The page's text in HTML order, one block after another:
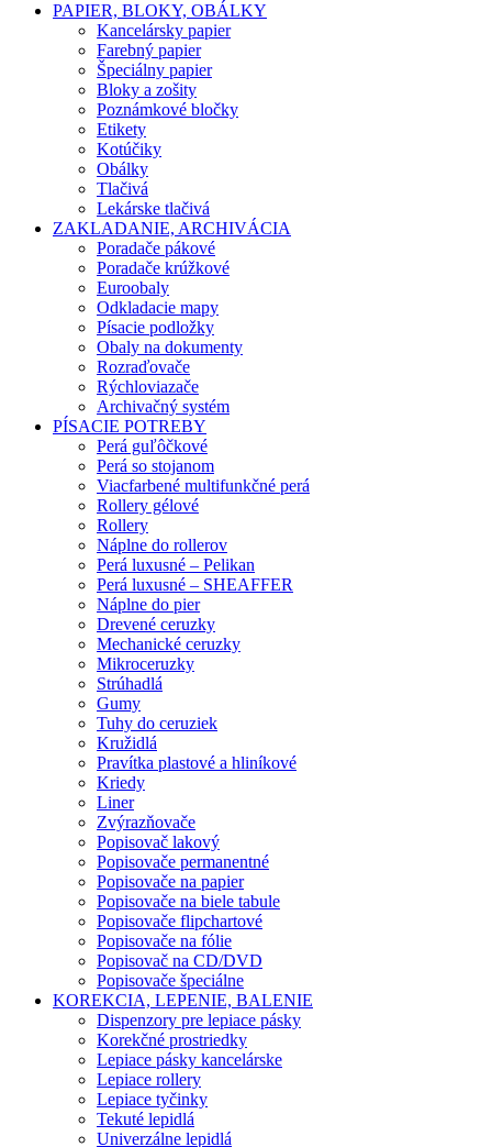
PAPIER, BLOKY, OBÁLKY
Kancelársky papier
Farebný papier
Špeciálny papier
Bloky a zošity
Poznámkové bločky
Etikety
Kotúčiky
Obálky
Tlačivá
Lekárske tlačivá
ZAKLADANIE, ARCHIVÁCIA
Poradače pákové
Poradače krúžkové
Euroobaly
Odkladacie mapy
Písacie podložky
Obaly na dokumenty
Rozraďovače
Rýchloviazače
Archivačný systém
PÍSACIE POTREBY
Perá guľôčkové
Perá so stojanom
Viacfarbené multifunkčné perá
Rollery gélové
Rollery
Náplne do rollerov
Perá luxusné – Pelikan
Perá luxusné – SHEAFFER
Náplne do pier
Drevené ceruzky
Mechanické ceruzky
Mikroceruzky
Strúhadlá
Gumy
Tuhy do ceruziek
Kružidlá
Pravítka plastové a hliníkové
Kriedy
Liner
Zvýrazňovače
Popisovač lakový
Popisovače permanentné
Popisovače na papier
Popisovače na biele tabule
Popisovače flipchartové
Popisovače na fólie
Popisovač na CD/DVD
Popisovače špeciálne
KOREKCIA, LEPENIE, BALENIE
Dispenzory pre lepiace pásky
Korekčné prostriedky
Lepiace pásky kancelárske
Lepiace rollery
Lepiace tyčinky
Tekuté lepidlá
Univerzálne lepidlá